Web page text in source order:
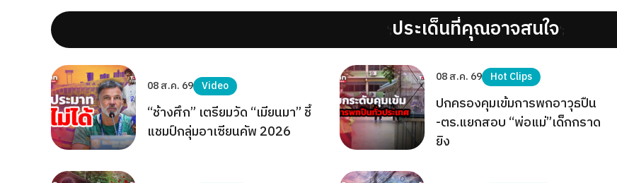
';ประเด็นที่คุณอาจสนใจ';
08 ส.ค. 69 Video
“ช้างศึก” เตรียมวัด “เมียนมา” ชี้
แชมป์กลุ่มอาเซียนคัพ 2026
08 ส.ค. 69 Hot Clips
ปกครองคุมเข้มการพกอาวุธปืน
-ตร.แยกสอบ “พ่อแม่”เด็กกราด
ยิง